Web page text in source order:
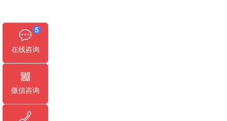
在线咨询
微信咨询